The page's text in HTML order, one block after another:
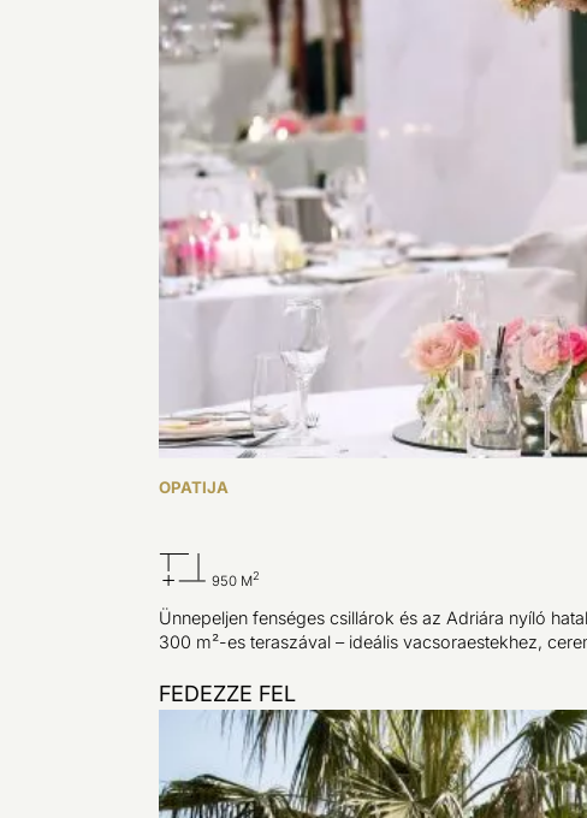
OPATIJA
950 M2
Ünnepeljen fenséges csillárok és az Adriára nyíló
300 m²-es teraszával – ideális vacsoraestekhez,
FEDEZZE FEL